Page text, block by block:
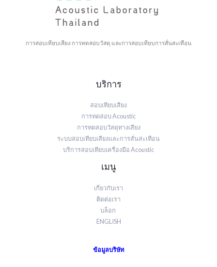
การสอบเทียบเสียง การทดสอบวัสดุ และการสอบเทียบการสั่นสะเทือน
บริการ
สอบเทียบเสียง
การทดสอบ Acoustic
การทดสอบวัสดุทางเสียง
ระบบสอบเทียบเสียงและการสั่นสะเทือน
บริการสอบเทียบเครื่องมือ Acoustic
เมนู
เกี่ยวกับเรา
ติดต่อเรา
บล็อก
ENGLISH
ข้อมูลบริษัท